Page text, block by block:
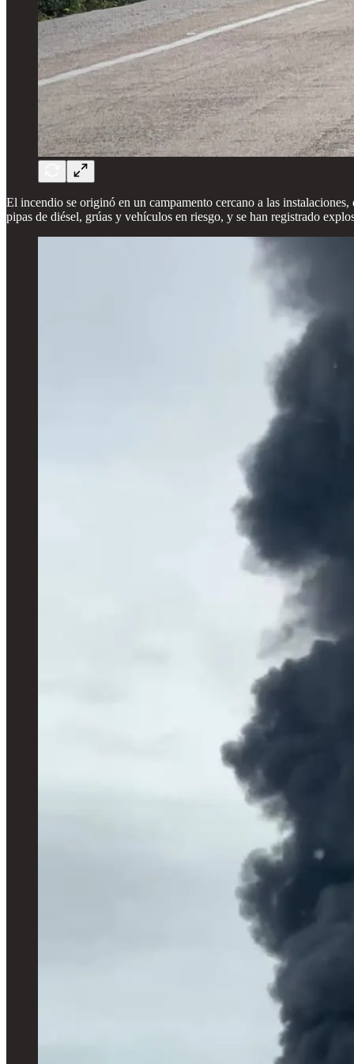
El incendio se originó en un campamento cercano a las
pipas de diésel, grúas y vehículos en riesgo, y se han registrado